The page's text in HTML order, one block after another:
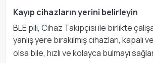
Kayıp cihazların yerini belirleyin
BLE pili, Cihaz Takipçisi ile birlikte
yanlış yere bırakılmış cihazları, kapalı
olsa bile, hızlı ve kolayca bulmayı